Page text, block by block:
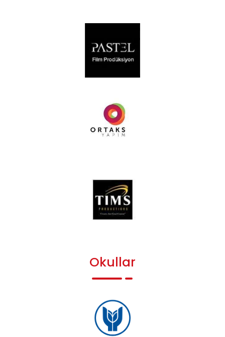
Okullar